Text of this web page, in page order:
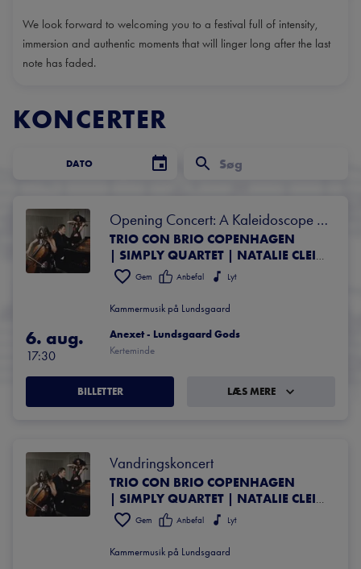
We look forward to welcoming you to a festival full of intensity,
immersion and authentic moments that will linger long after the last
note has faded.
KONCERTER
DATO
Opening Concert: A Kaleidoscope of
Authenticity
TRIO CON BRIO COPENHAGEN
| SIMPLY QUARTET | NATALIE CLEIN, CELLO | DAVID KADOUCH, PIANO | ANDREJ BIELOW, VIOLIN | SELMA TEILMANN, VIOLIN | GARETH LUBBE, VIOLA | RODERICK WILLIAMS, BARITONE
Gem Anbefal Lyt
Kammermusik på Lundsgaard
6. aug.
17:30
Anexet - Lundsgaard Gods
Kerteminde
BILLETTER LÆS MERE
Vandringskoncert
TRIO CON BRIO COPENHAGEN
| SIMPLY QUARTET | NATALIE CLEIN, CELLO | DAVID KADOUCH, PIANO | ANDREJ BIELOW, VIOLIN | SELMA TEILMANN, VIOLIN | RODERICK WILLIAMS, BARITONE
Gem Anbefal Lyt
Kammermusik på Lundsgaard